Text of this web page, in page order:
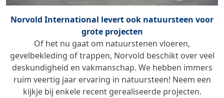
Norvold International levert ook natuursteen voor
grote projecten
Of het nu gaat om natuurstenen vloeren,
gevelbekleding of trappen, Norvold beschikt over veel
deskundigheid en vakmanschap. We hebben immers
ruim veertig jaar ervaring in natuursteen! Neem een
kijkje bij enkele recent gerealiseerde projecten.